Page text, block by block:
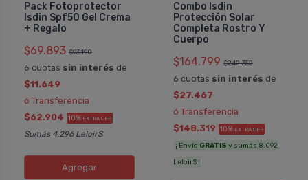
Pack Fotoprotector
Isdin Spf50 Gel Crema
+ Regalo
$69.893 $93.190
6 cuotas sin interés de
$11.649
ó Transferencia
$62.904 10% EXTRA OFF
Sumás 4.296 Leloir$
Agregar
Combo Isdin
Protección Solar
Completa Rostro Y
Cuerpo
$164.799 $242.352
6 cuotas sin interés de
$27.467
ó Transferencia
$148.319 10% EXTRA OFF
¡ Envío GRATIS y sumás 8.092
Leloir$ !